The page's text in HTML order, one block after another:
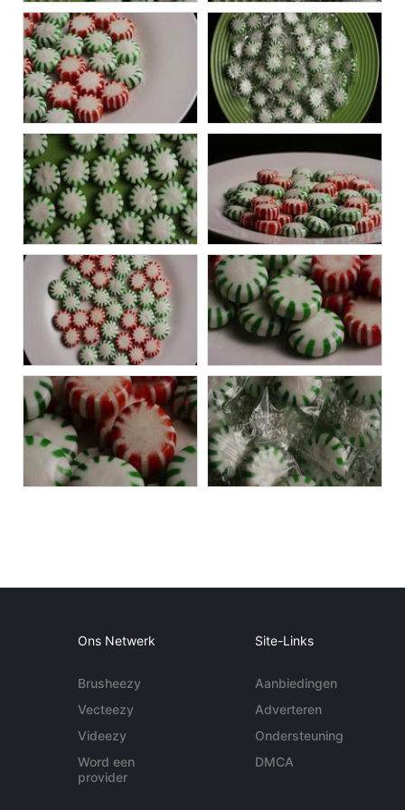
Ons Netwerk
Brusheezy
Vecteezy
Videezy
Word een
provider
Site-Links
Aanbiedingen
Adverteren
Ondersteuning
DMCA